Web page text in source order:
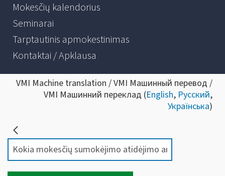
Mokesčių kalendorius
Seminarai
Tarptautinis apmokestinimas
Kontaktai / Apklausa
VMI Machine translation / VMI Машинный перевод /
VMI Машинний переклад (English, Русский,
Українська)